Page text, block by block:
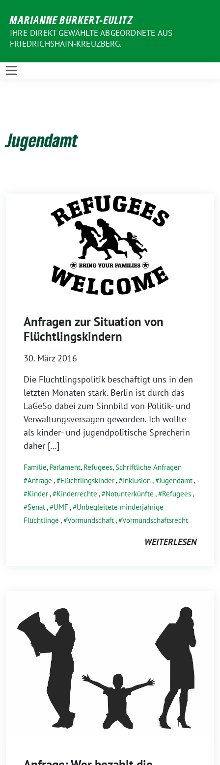
zum
Inhalt
MARIANNE BURKERT-EULITZ
IHRE DIREKT GEWÄHLTE ABGEORDNETE AUS
FRIEDRICHSHAIN-KREUZBERG.
Jugendamt
Anfragen zur Situation von
Flüchtlingskindern
30. März 2016
Die Flüchtlingspolitik beschäftigt uns in den
letzten Monaten stark. Berlin ist durch das
LaGeSo dabei zum Sinnbild von Politik- und
Verwaltungsversagen geworden. Ich wollte
als kinder- und jugendpolitische Sprecherin
daher […]
Familie, Parlament, Refugees,Schriftliche Anfragen
Anfrage , Flüchtlingskinder, Inklusion, Jugendamt,
Kinder, Kinderrechte , Notunterkünfte , Refugees,
Senat, UMF ,
Unbegleitete minderjährige
Flüchtlinge , Vormundschaft, Vormundschaftsrecht
WEITERLESEN